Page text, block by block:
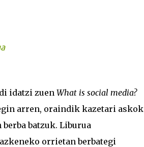
idatzi zuen What is social media?
arren, oraindik kazetari askok
batzuk. Liburua
orrietan berbategi